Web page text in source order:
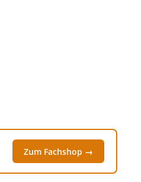
Zum Fachshop →